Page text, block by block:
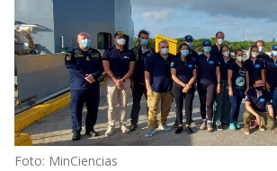
Foto: MinCiencias